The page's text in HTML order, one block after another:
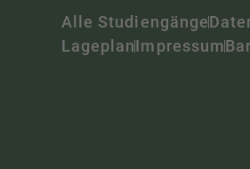
Alle Studiengänge
LageplanImpressum